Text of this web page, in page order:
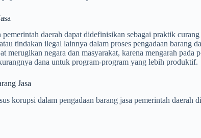
daerah dapat didefinisikan sebagai praktik
tindakan ilegal lainnya dalam proses pengadaan barang
merugikan negara dan masyarakat, karena mengarah pada
dana untuk program-program yang lebih produktif.
Jasa
korupsi dalam pengadaan barang jasa pemerintah daerah